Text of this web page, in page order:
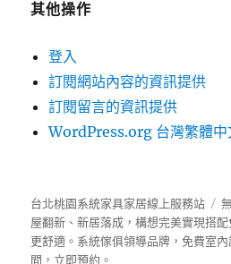
其他操作
登入
訂閱網站內容的資訊提供
訂閱留言的資訊提供
WordPress.org 台灣繁體中
台北桃園系統家具家居線上服務站
屋翻新、新居落成，構想完美實現搭
更舒適。 系統傢俱領導品牌，免費室
間，立即預約。